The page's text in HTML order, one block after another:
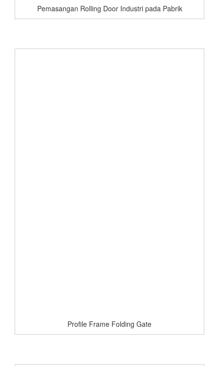
Pemasangan Rolling Door Industri pada Pabrik
Profile Frame Folding Gate